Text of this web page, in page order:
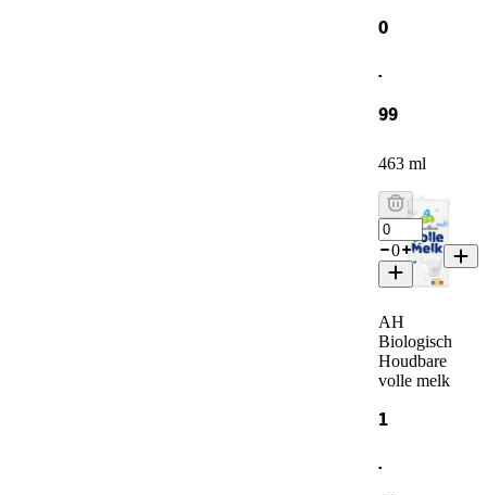
0
.
99
463 ml
0
AH
Biologisch
Houdbare
volle melk
1
.